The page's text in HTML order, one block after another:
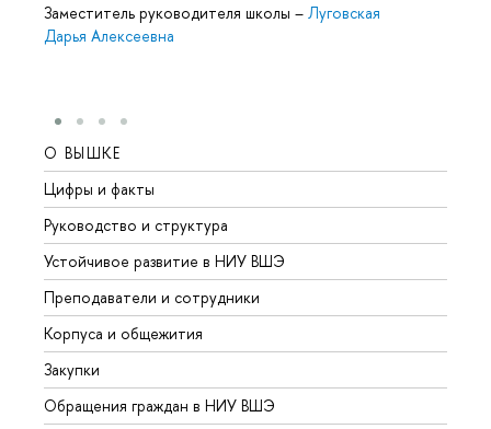
Заместитель руководителя школы – Луговская
Дарья Алексеевна
О ВЫШКЕ
Цифры и факты
Руководство и структура
Устойчивое развитие в НИУ ВШЭ
Преподаватели и сотрудники
Корпуса и общежития
Закупки
Обращения граждан в НИУ ВШЭ